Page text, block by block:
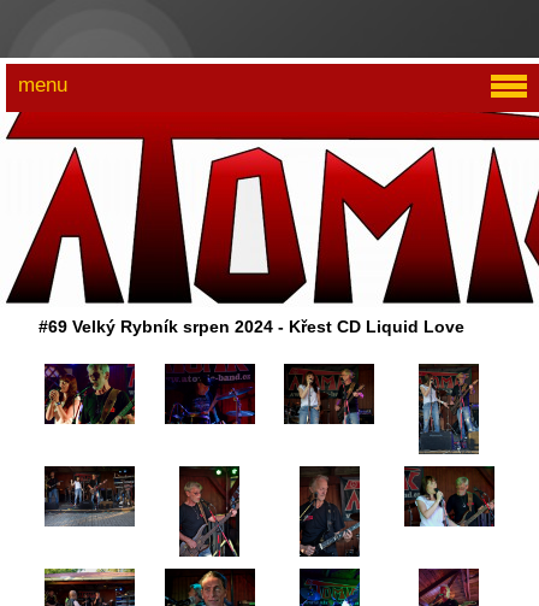
#69 Velký Rybník srpen 2024 - Křest CD Liquid Love
menu